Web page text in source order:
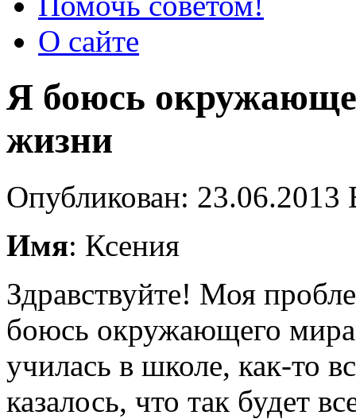
О сайте
Я боюсь
жизни
Опубликован:
Имя: Ксения
Здравствуйте! Моя
боюсь окружающего
училась в школе, как-то
казалось, что так будет